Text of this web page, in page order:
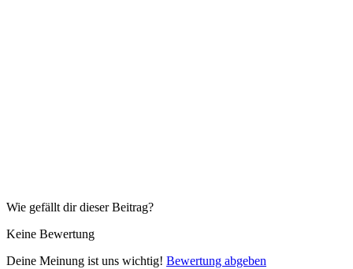
Wie gefällt dir dieser Beitrag?
Keine Bewertung
Deine Meinung ist uns wichtig! Bewertung abgeben